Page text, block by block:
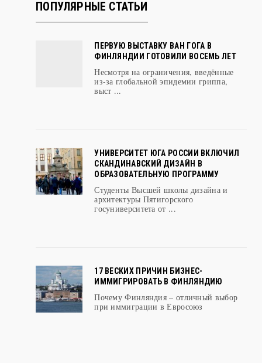
ПОПУЛЯРНЫЕ СТАТЬИ
ПЕРВУЮ ВЫСТАВКУ ВАН ГОГА В
ФИНЛЯНДИИ ГОТОВИЛИ ВОСЕМЬ ЛЕТ
Несмотря на ограничения, введённые
из-за глобальной эпидемии гриппа,
выст ...
УНИВЕРСИТЕТ ЮГА РОССИИ ВКЛЮЧИЛ
СКАНДИНАВСКИЙ ДИЗАЙН В
ОБРАЗОВАТЕЛЬНУЮ ПРОГРАММУ
Студенты Высшей школы дизайна и
архитектуры Пятигорского
госуниверситета от ...
17 ВЕСКИХ ПРИЧИН БИЗНЕС-
ИММИГРИРОВАТЬ В ФИНЛЯНДИЮ
Почему Финляндия – отличный выбор
при иммиграции в Евросоюз